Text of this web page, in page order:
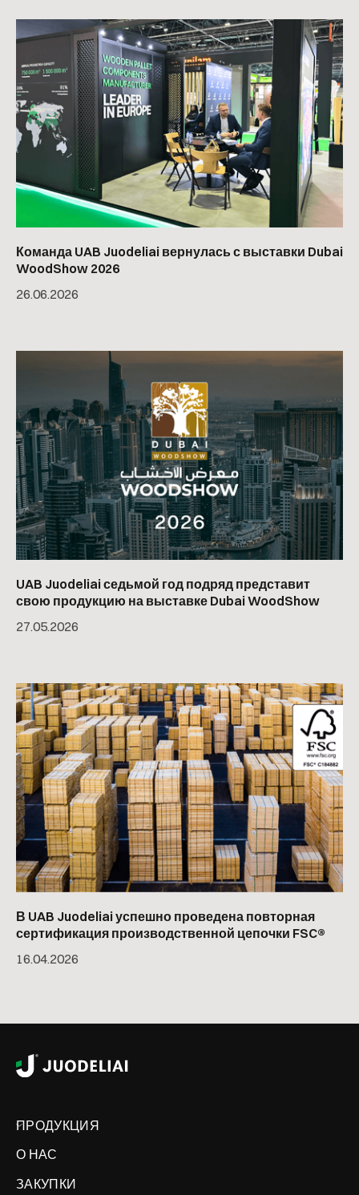
Команда UAB Juodeliai вернулась с выставки Dubai
WoodShow 2026
26.06.2026
UAB Juodeliai седьмой год подряд представит
свою продукцию на выставке Dubai WoodShow
27.05.2026
В UAB Juodeliai успешно проведена повторная
сертификация производственной цепочки FSC®
16.04.2026
ПРОДУКЦИЯ
О НАС
ЗАКУПКИ